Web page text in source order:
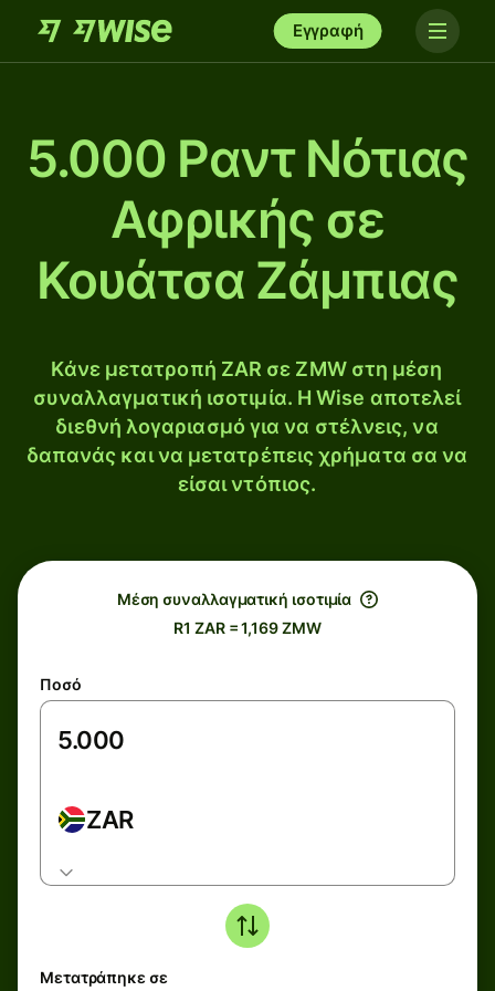
Εγγραφή
5.000 Ραντ Νότιας
Αφρικής σε
Κουάτσα Ζάμπιας
Κάνε μετατροπή ZAR σε ZMW στη μέση
συναλλαγματική ισοτιμία. Η Wise αποτελεί
διεθνή λογαριασμό για να στέλνεις, να
δαπανάς και να μετατρέπεις χρήματα σα να
είσαι ντόπιος.
Μέση συναλλαγματική ισοτιμία
R1 ZAR = 1,169 ZMW
Ποσό
ZAR
Μετατράπηκε σε